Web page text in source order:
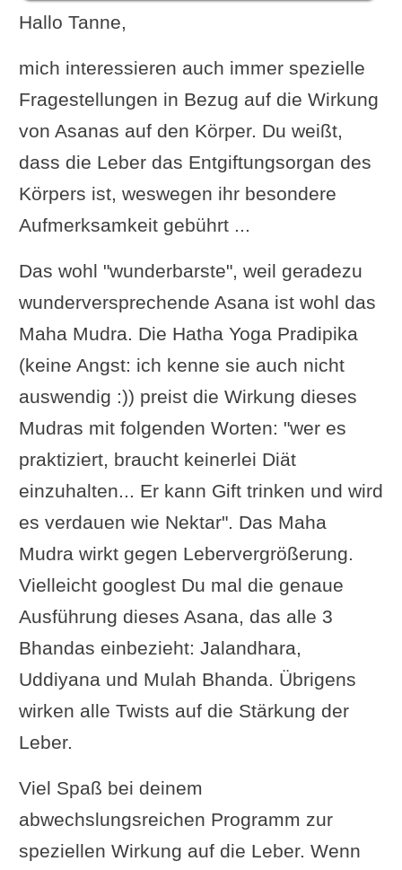
Hallo Tanne,
mich interessieren auch immer spezielle
Fragestellungen in Bezug auf die Wirkung
von Asanas auf den Körper. Du weißt,
dass die Leber das Entgiftungsorgan des
Körpers ist, weswegen ihr besondere
Aufmerksamkeit gebührt ...
Das wohl "wunderbarste", weil geradezu
wunderversprechende Asana ist wohl das
Maha Mudra. Die Hatha Yoga Pradipika
(keine Angst: ich kenne sie auch nicht
auswendig :)) preist die Wirkung dieses
Mudras mit folgenden Worten: "wer es
praktiziert, braucht keinerlei Diät
einzuhalten... Er kann Gift trinken und wird
es verdauen wie Nektar". Das Maha
Mudra wirkt gegen Lebervergrößerung.
Vielleicht googlest Du mal die genaue
Ausführung dieses Asana, das alle 3
Bhandas einbezieht: Jalandhara,
Uddiyana und Mulah Bhanda. Übrigens
wirken alle Twists auf die Stärkung der
Leber.
Viel Spaß bei deinem
abwechslungsreichen Programm zur
speziellen Wirkung auf die Leber. Wenn